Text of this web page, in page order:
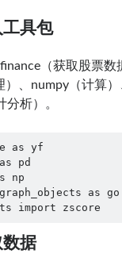
具包
（获取股票数
）、numpy（计算
分析）。
as yf
pd
np
as go
据